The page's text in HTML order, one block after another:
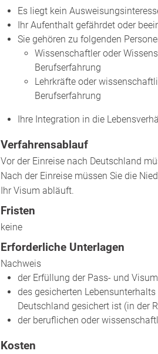
Es liegt kein
Ihr Aufenthalt gefährdet oder
Sie gehören zu folgenden
Wissenschaftler oder
Berufserfahrung
Lehrkräfte oder
Berufserfahrung
Ihre Integration in die
Verfahrensablauf
Vor der Einreise nach Deutschland
Nach der Einreise müssen Sie die
Ihr Visum abläuft.
Fristen
keine
Erforderliche Unterlagen
Nachweis
der Erfüllung der Pass- und
des gesicherten
Deutschland gesichert ist (in der
der beruflichen oder
Kosten